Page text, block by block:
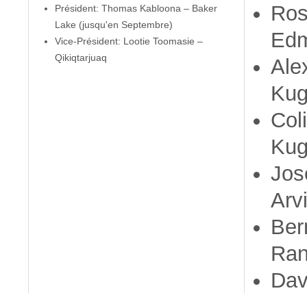
Président: Thomas Kabloona – Baker
Lake (jusqu'en Septembre)
Vice-Président: Lootie Toomasie –
Qikiqtarjuaq